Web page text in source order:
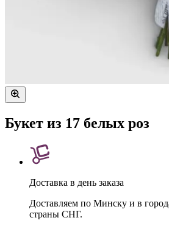
Букет из 17 белых роз
Доставка в день заказа
Доставляем по Минску и в
страны СНГ.